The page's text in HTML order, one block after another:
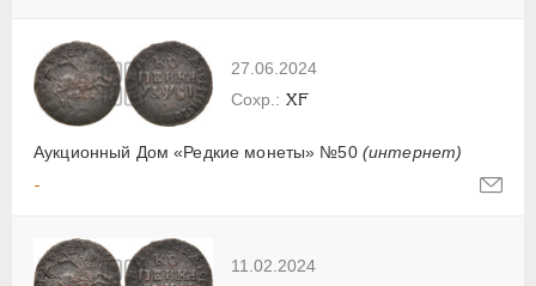
27.06.2024
Аукционный Дом «Редкие монеты» №50 (интернет)
XF
-
11.02.2024